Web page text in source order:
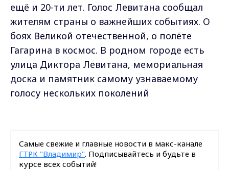
ещё и 20-ти лет. Голос Левитана сообщал
жителям страны о важнейших событиях. О
боях Великой отечественной, о полёте
Гагарина в космос. В родном городе есть
улица Диктора Левитана, мемориальная
доска и памятник самому узнаваемому
голосу нескольких поколений
Самые свежие и главные новости в макс-канале
ГТРК "Владимир". Подписывайтесь и будьте в
курсе всех событий!